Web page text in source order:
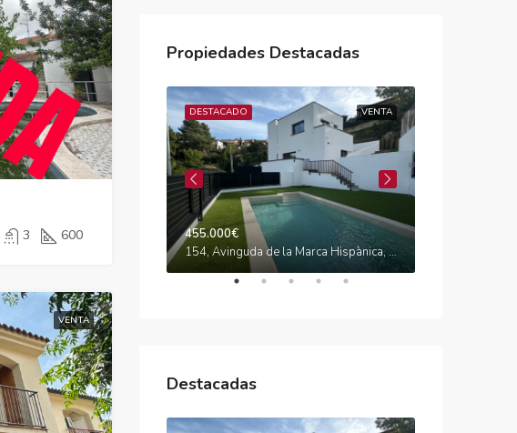
3 600
VENTA
Propiedades Destacadas
VENTA
DESTACADO
455.000€
154, Avinguda de la Marca Hispànica, Segur de Dalt, Calafell, Baix Penedès, Tarragona, Catalunya, 43882, España
Destacadas